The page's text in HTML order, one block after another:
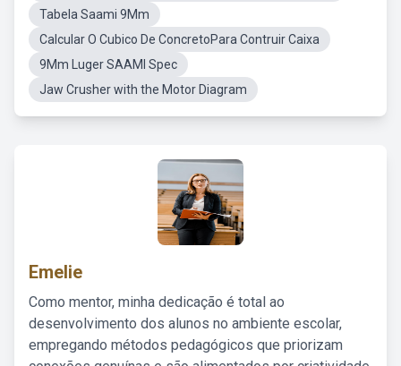
Tabela Saami 9Mm
Calcular O Cubico De ConcretoPara Contruir Caixa
9Mm Luger SAAMI Spec
Jaw Crusher with the Motor Diagram
Emelie
Como mentor, minha dedicação é total ao
desenvolvimento dos alunos no ambiente escolar,
empregando métodos pedagógicos que priorizam